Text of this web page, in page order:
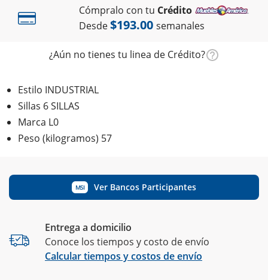
Cómpralo con tu Crédito
Desde$193.00 semanales
¿Aún no tienes tu linea de Crédito?
Estilo INDUSTRIAL
Sillas 6 SILLAS
Marca L0
Peso (kilogramos) 57
MSI Ver Bancos Participantes
Entrega a domicilio
Conoce los tiempos y costo de envío
Calcular tiempos y costos de envío